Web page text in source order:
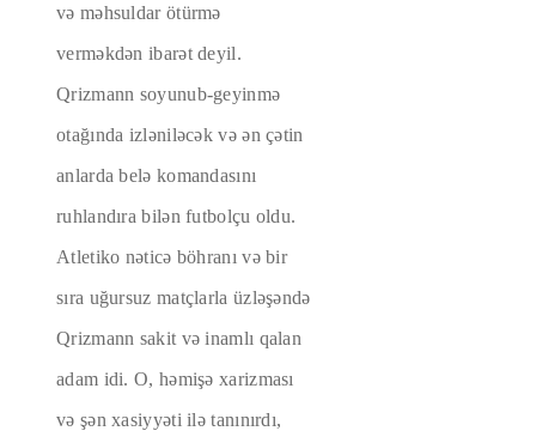
və məhsuldar ötürmə
verməkdən ibarət deyil.
Qrizmann soyunub-geyinmə
otağında izləniləcək və ən çətin
anlarda belə komandasını
ruhlandıra bilən futbolçu oldu.
Atletiko nəticə böhranı və bir
sıra uğursuz matçlarla üzləşəndə
​​Qrizmann sakit və inamlı qalan
adam idi. O, həmişə xarizması
və şən xasiyyəti ilə tanınırdı,